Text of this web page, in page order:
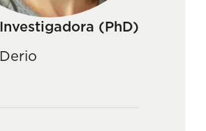
Investigadora (PhD)
Derio